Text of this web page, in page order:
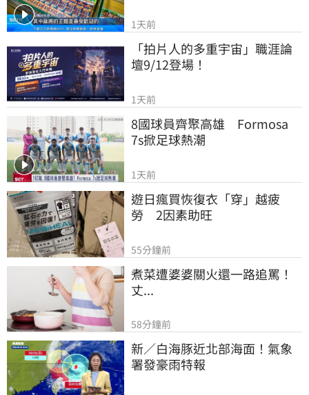
1天前
「拍片人的多重宇宙」職涯論
壇9/12登場！
1天前
8國球員齊聚高雄　Formosa
7s掀足球熱潮
1天前
遊日瘋買恢復衣「穿」越疲
勞　2因素助旺
55分鐘前
煮菜遭婆婆關火還一路追罵！
丈...
58分鐘前
新／白海豚近北部海面！氣象
署發豪雨特報